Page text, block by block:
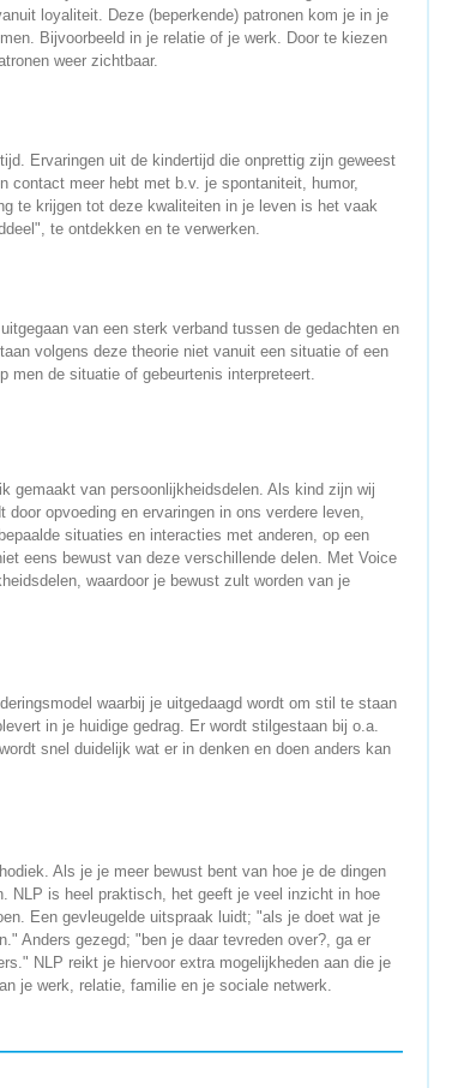
loyaliteit. Deze (beperkende) patronen kom je in je
Bijvoorbeeld in je relatie of je werk. Door te kiezen
weer zichtbaar.
Ervaringen uit de kindertijd die onprettig zijn geweest
contact meer hebt met b.v. je spontaniteit, humor,
te krijgen tot deze kwaliteiten in je leven is het vaak
te ontdekken en te verwerken.
van een sterk verband tussen de gedachten en
volgens deze theorie niet vanuit een situatie of een
men de situatie of gebeurtenis interpreteert.
gemaakt van persoonlijkheidsdelen. Als kind zijn wij
opvoeding en ervaringen in ons verdere leven,
situaties en interacties met anderen, op een
eens bewust van deze verschillende delen. Met Voice
waardoor je bewust zult worden van je
waarbij je uitgedaagd wordt om stil te staan
in je huidige gedrag. Er wordt stilgestaan bij o.a.
snel duidelijk wat er in denken en doen anders kan
Als je je meer bewust bent van hoe je de dingen
NLP is heel praktisch, het geeft je veel inzicht in hoe
Een gevleugelde uitspraak luidt; "als je doet wat je
Anders gezegd; "ben je daar tevreden over?, ga er
NLP reikt je hiervoor extra mogelijkheden aan die je
je werk, relatie, familie en je sociale netwerk.